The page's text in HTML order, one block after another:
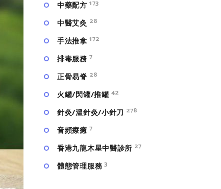
中藥配方 173
中醫艾灸 28
手法推拿 172
排毒服務 7
正骨易脊 28
火罐/閃罐/推罐 42
針灸/溫針灸/小針刀 278
⾳頻療癒 7
香港九龍木星中醫診所 27
體態管理服務 3